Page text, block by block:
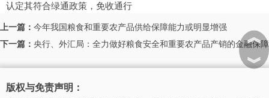
认定其符合绿通政策，免收通行
上一篇： 今年我国粮食和重要农产品供给保障能力或明显增强
下一篇： 央行、外汇局：全力做好粮食安全和重要农产品产销的金融保障
版权与免责声明：
︽
︾